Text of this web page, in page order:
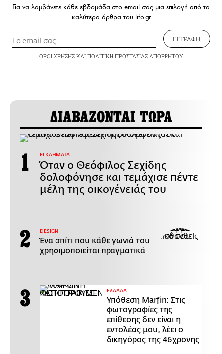
Για να λαμβάνετε κάθε εβδομάδα στο email σας μια επιλογή από τα
καλύτερα άρθρα του lifo.gr
ΕΓΓΡΑΦΗ
ΟΡΟΙ ΧΡΗΣΗΣΚΑΙ ΠΟΛΙΤΙΚΗ ΠΡΟΣΤΑΣΙΑΣ ΑΠΟΡΡΗΤΟΥ
ΔΙΑΒΑΖΟΝΤΑΙ ΤΩΡΑ
ΕΓΚΛΗΜΑΤΑ
Όταν ο Θεόφιλος Σεχίδης
δολοφόνησε και τεμάχισε πέντε
μέλη της οικογένειάς του
DESIGN
Ένα σπίτι που κάθε γωνιά του
χρησιμοποιείται πραγματικά
ΕΛΛΑΔΑ
Υπόθεση Marfin: Στις
φωτογραφίες της
επίθεσης δεν είναι η
εντολέας μου, λέει ο
δικηγόρος της 46χρονης